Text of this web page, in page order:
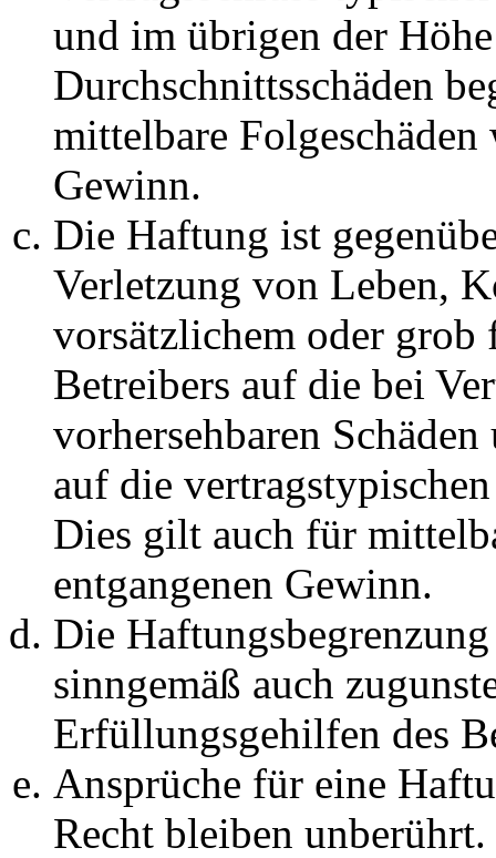
und im übrigen der
Durchschnittsschäden
mittelbare Folgeschäden
Gewinn.
Die Haftung ist
Verletzung von Leben,
vorsätzlichem oder grob
Betreibers auf die bei
vorhersehbaren
auf die
Dies gilt auch für
entgangenen Gewinn.
Die
sinngemäß auch
Erfüllungsgehilfen des
Ansprüche für eine
Recht bleiben unberührt.